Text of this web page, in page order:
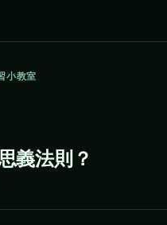
小教室
義法則？